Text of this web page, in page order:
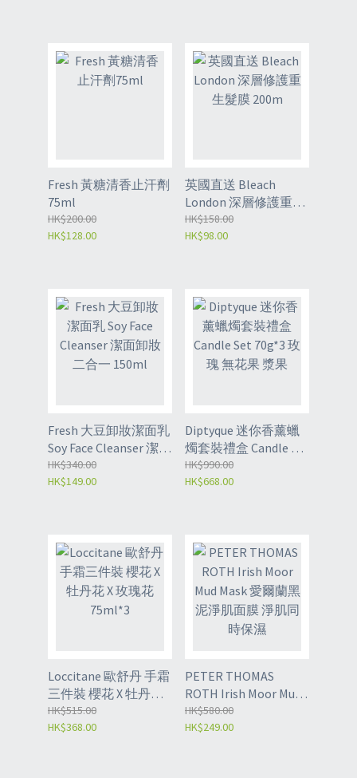
Fresh 黃糖清香止汗劑
75ml
HK$200.00
HK$128.00
英國直送 Bleach
London 深層修護重生
髮膜 200m
HK$158.00
HK$98.00
Fresh 大豆卸妝潔面乳
Soy Face Cleanser 潔面
卸妝二合一 150ml
HK$340.00
HK$149.00
Diptyque 迷你香薰蠟
燭套裝禮盒 Candle Set
70g*3 玫瑰 無花果 漿
果
HK$990.00
HK$668.00
Loccitane 歐舒丹 手霜
三件裝 櫻花 X 牡丹花 X
玫瑰花 75ml*3
HK$515.00
HK$368.00
PETER THOMAS
ROTH Irish Moor Mud
Mask 愛爾蘭黑泥淨肌
面膜 淨肌同時保濕
HK$580.00
HK$249.00